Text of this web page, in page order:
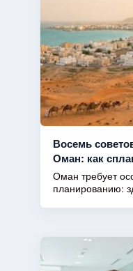
Восемь
Оман: как
Оман требует
планированию: